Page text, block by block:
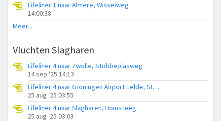
Lifeliner 1 naar Almere, Wisselweg
14:00:38
Meer...
Vluchten Slagharen
Lifeliner 4 naar Zwolle, Stobbeplasweg
14 sep '25 14:13
Lifeliner 4 naar Groningen Airport Eelde, Staarmansweg
25 aug '25 03:55
Lifeliner 4 naar Slagharen, Homsteeg
25 aug '25 03:03